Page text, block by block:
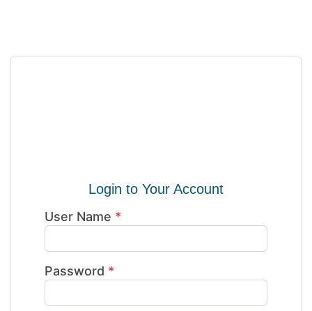
Login to Your Account
User Name *
Password *